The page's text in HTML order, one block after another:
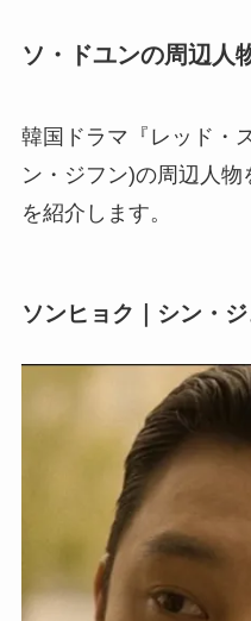
ソ・ドユンの周辺人
韓国ドラマ『レッド・
ン・ジフン)の周辺人
を紹介します。
ソンヒョク｜シン・